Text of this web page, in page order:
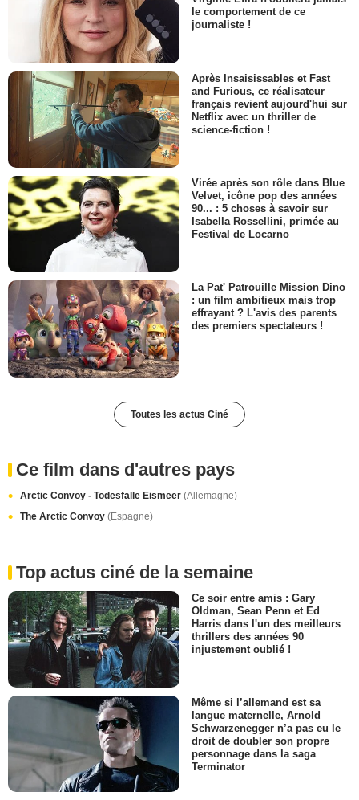
le comportement de ce
journaliste !
Après Insaisissables et Fast
and Furious, ce réalisateur
français revient aujourd'hui sur
Netflix avec un thriller de
science-fiction !
Virée après son rôle dans Blue
Velvet, icône pop des années
90... : 5 choses à savoir sur
Isabella Rossellini, primée au
Festival de Locarno
La Pat' Patrouille Mission Dino
: un film ambitieux mais trop
effrayant ? L'avis des parents
des premiers spectateurs !
Toutes les actus Ciné
Ce film dans d'autres pays
Arctic Convoy - Todesfalle Eismeer (Allemagne)
The Arctic Convoy (Espagne)
Top actus ciné de la semaine
Ce soir entre amis : Gary
Oldman, Sean Penn et Ed
Harris dans l'un des meilleurs
thrillers des années 90
injustement oublié !
Même si l’allemand est sa
langue maternelle, Arnold
Schwarzenegger n’a pas eu le
droit de doubler son propre
personnage dans la saga
Terminator